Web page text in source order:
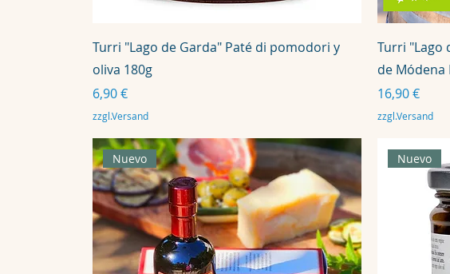
Turri "Lago de Garda" Paté di pomodori y
oliva 180g
Precio
6,90 €
zzgl.Versand
Turri "Lago
de Módena
Precio
16,90 €
zzgl.Versand
Nuevo Nuevo